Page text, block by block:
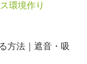
環境作り
方法｜遮音・吸